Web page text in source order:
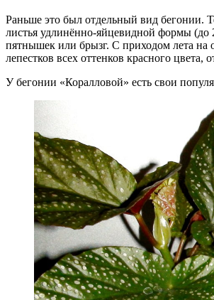
Раньше это был отдельный вид бегонии.
листья удлинённо-яйцевидной формы
пятнышек или брызг. С приходом лета на
лепестков всех оттенков красного
У бегонии «Коралловой» есть свои